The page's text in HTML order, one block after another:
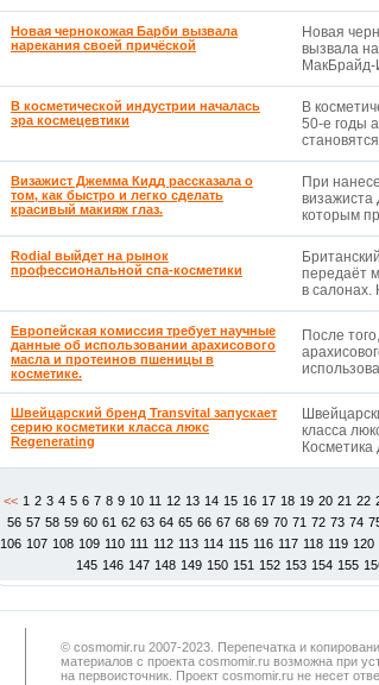
Новая чернокожая Барби вызвала
нарекания своей причёской
Новая
вызвала
В косметической индустрии началась
эра космецевтики
В
50-е годы
Визажист Джемма Кидд рассказала о
том, как быстро и легко сделать
красивый макияж глаз.
При
визажиста
которым
Rodial выйдет на рынок
профессиональной спа-косметики
передаёт
в салонах.
Европейская комиссия требует научные
данные об использовании арахисового
масла и протеинов пшеницы в
косметике.
После
Швейцарский бренд Transvital запускает
серию косметики класса люкс
Regenerating
класса
Косметика
<< 1 2 3 4 5 6 7 8 9 10 11 12 13 14 15 16 17 18 19 20 21 22
56 57 58 59 60 61 62 63 64 65 66 67 68 69 70 71 72 73 74
106 107 108 109 110 111 112 113 114 115 116 117 118 119 120
145 146 147 148 149 150 151 152 153 154 155
© cosmomir.ru 2007-2023. Перепечатка и
материалов с проекта cosmomir.ru возможна при
на первоисточник. Проект cosmomir.ru не несет